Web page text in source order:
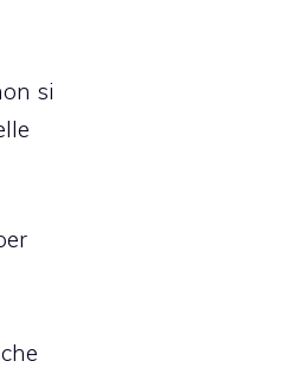
si